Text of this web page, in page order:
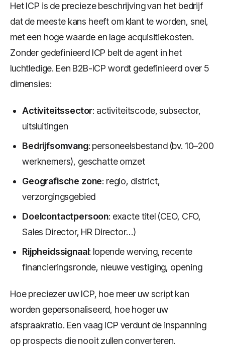
Het ICP is de precieze beschrijving van het bedrijf
dat de meeste kans heeft om klant te worden, snel,
met een hoge waarde en lage acquisitiekosten.
Zonder gedefinieerd ICP belt de agent in het
luchtledige. Een B2B-ICP wordt gedefinieerd over 5
dimensies:
Activiteitssector: activiteitscode, subsector,
uitsluitingen
Bedrijfsomvang: personeelsbestand (bv. 10–200
werknemers), geschatte omzet
Geografische zone: regio, district,
verzorgingsgebied
Doelcontactpersoon: exacte titel (CEO, CFO,
Sales Director, HR Director…)
Rijpheidssignaal: lopende werving, recente
financieringsronde, nieuwe vestiging, opening
Hoe preciezer uw ICP, hoe meer uw script kan
worden gepersonaliseerd, hoe hoger uw
afspraakratio. Een vaag ICP verdunt de inspanning
op prospects die nooit zullen converteren.